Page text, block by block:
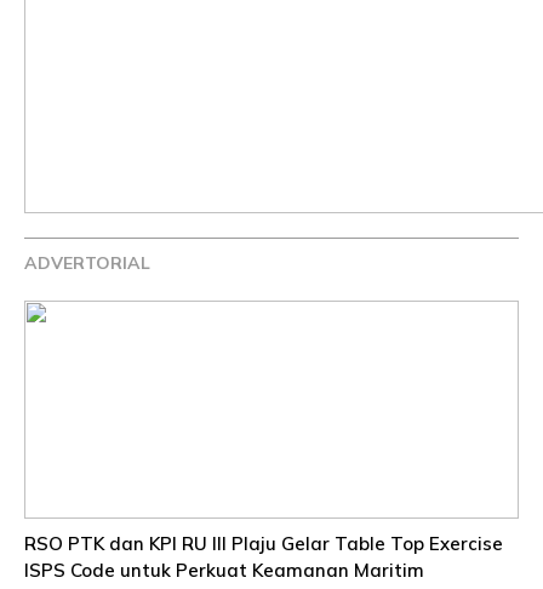
ADVERTORIAL
RSO PTK dan KPI RU III Plaju Gelar Table Top Exercise
ISPS Code untuk Perkuat Keamanan Maritim